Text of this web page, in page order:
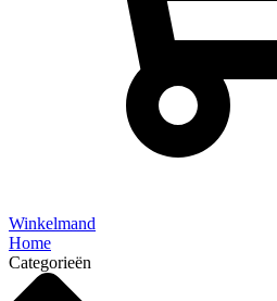
Winkelmand
Home
Categorieën